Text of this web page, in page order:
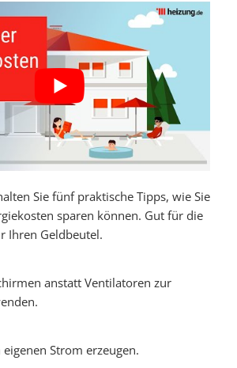
Sie fünf praktische Tipps, wie Sie
sparen können. Gut für die
Ihren Geldbeutel.
anstatt Ventilatoren zur
Strom erzeugen.